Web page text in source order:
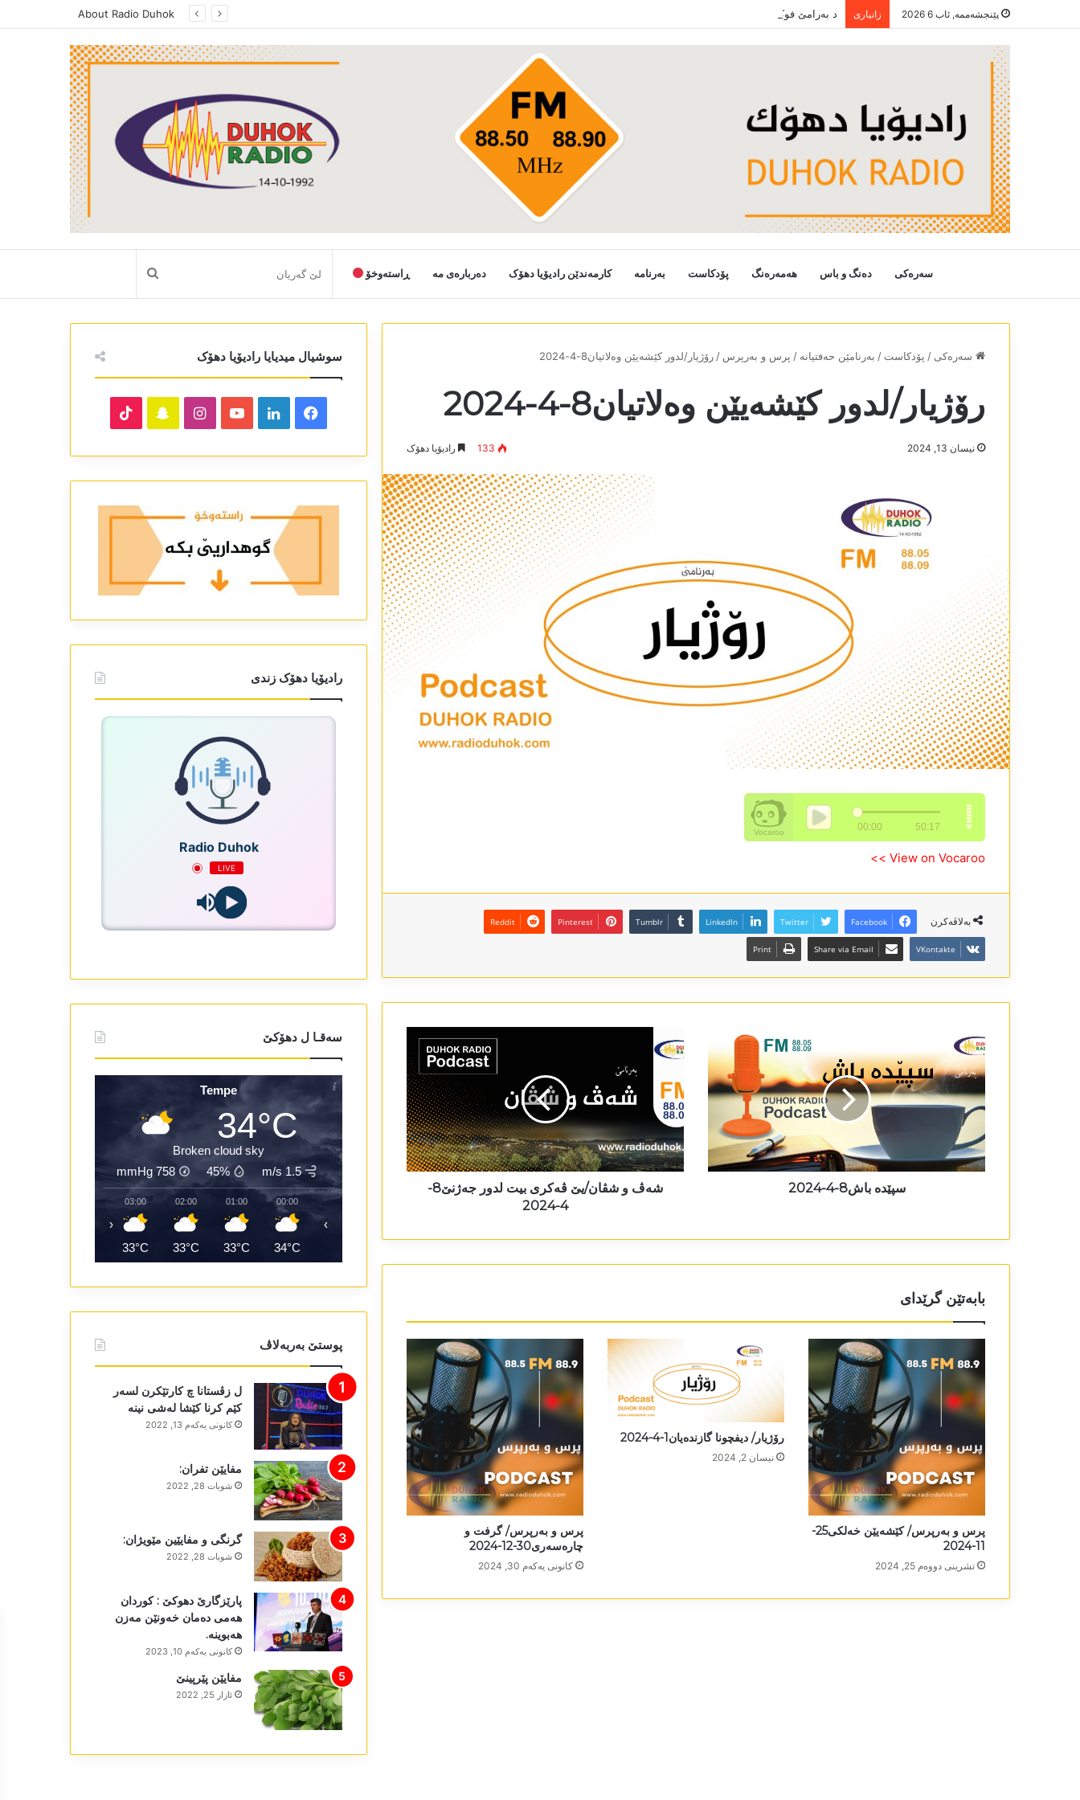
پێنجشەممە, ئاب 6 2026 زانیاری About Radio Duhok
سەرەکی دەنگ و باس هەمەرەنگ پۆدکاست بەرنامە کارمەندێن رادیۆیا دھۆک دەربارەی مە ڕاستەوخۆ لێ
گەریان
سەرەکی / پۆدکاست / بەرنامێن حەفتیانە / پرس و بەرپرس / رۆژیار/لدور کێشەیێن وەلاتیان8-4-2024
رۆژیار/لدور کێشەیێن وەلاتیان8-4-2024
نیسان 13, 2024 133 رادیۆیا دھۆک
View on Vocaroo >>
بەلاڤەکرن Facebook
Twitter
LinkedIn
Tumblr
Pinterest
Reddit
VKontakte
Share via Email
Print
سپێدە باش8-4-2024
شەڤ و شڤان/یێ ڤەکری بیت لدور جەژنێ8-
4-2024
بابەتێن گرێدای
پرس و بەرپرس/ کێشەیێن خەلکی25-
11-2024
تشرینی دووه‌م 25, 2024
رۆژیار/ دیفچونا گازندەیان1-4-2024
نیسان 2, 2024
پرس و بەرپرس/ گرفت و
چارەسەری30-12-2024
كانونی یه‌كه‌م 30, 2024
سوشیال میدیایا رادیۆیا دھۆک
Facebook
LinkedIn
YouTube
Instagram
Snapchat
رادیۆیا دھۆک زندی
Radio Duhok
LIVE
سەقـا ل دھۆکێ
Tempe
34°C
Broken cloud sky
1.5 m/s
45%
758
mmHg
00:00
34°C
01:00
33°C
02:00
33°C
03:00
33°C
‹ ›
پوستێ بەربەلاڤ
ل زڤستانا چ کارتێکرن لسەر
کێم کرنا کێشا لەشی نینە
كانونی یه‌كه‌م 13, 2022
مفایێن تفران:
شوبات 28, 2022
گرنگی و مفایێین مێویژان:
شوبات 28, 2022
پارێزگارێ دھوکێ : کوردان
ھەمی دەمان خەونێن مەزن
ھەبوینە.
كانونی یه‌كه‌م 10, 2023
مفایێن پێرپینێ
ئازار 25, 2022